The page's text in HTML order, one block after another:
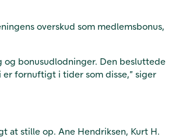
overskud som medlemsbonus,
bonusudlodninger. Den besluttede
fornuftigt i tider som disse,” siger
at stille op. Ane Hendriksen, Kurt H.